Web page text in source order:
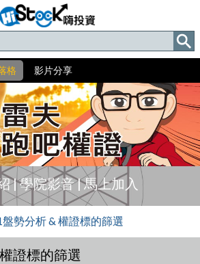
格 影片分享
|學院影音|馬上加入
勢分析 & 權證標的篩選
證標的篩選